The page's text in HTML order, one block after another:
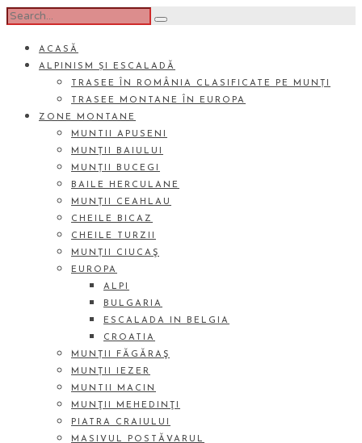
ACASĂ
ALPINISM ȘI ESCALADĂ
TRASEE ÎN ROMÂNIA CLASIFICATE PE MUNȚI
TRASEE MONTANE ÎN EUROPA
ZONE MONTANE
MUNTII APUSENI
MUNȚII BAIULUI
MUNȚII BUCEGI
BAILE HERCULANE
MUNȚII CEAHLAU
CHEILE BICAZ
CHEILE TURZII
MUNȚII CIUCAŞ
EUROPA
ALPI
BULGARIA
ESCALADA IN BELGIA
CROATIA
MUNȚII FĂGĂRAŞ
MUNȚII IEZER
MUNTII MACIN
MUNŢII MEHEDINŢI
PIATRA CRAIULUI
MASIVUL POSTĂVARUL